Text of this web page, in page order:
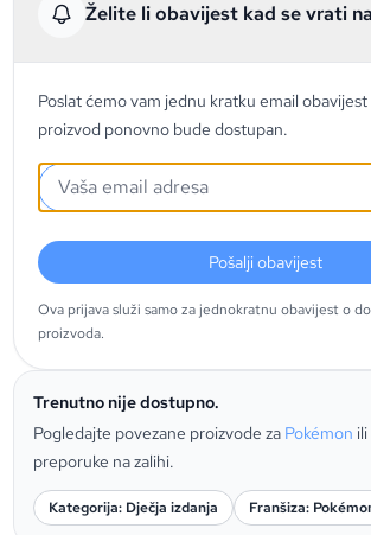
Želite li obavijest kad se vrati
Poslat ćemo vam jednu kratku email
proizvod ponovno bude dostupan.
Pošalji obavijest
Ova prijava služi samo za jednokratnu obavijest o
proizvoda.
Trenutno nije dostupno.
Pogledajte povezane proizvode za Pokémon
preporuke na zalihi.
Kategorija: Dječja izdanja Franšiza: